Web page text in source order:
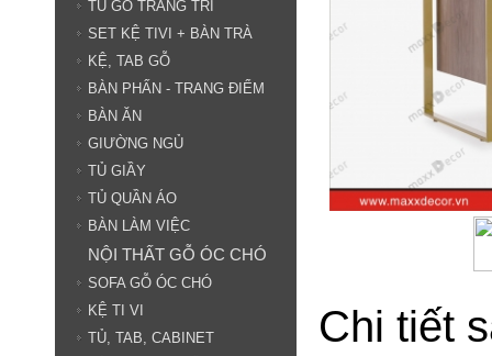
Chi tiết
TỦ GỖ TRANG TRÍ
SET KỆ TIVI + BÀN TRÀ
KỆ, TAB GỖ
BÀN PHẤN - TRANG ĐIỂM
BÀN ĂN
GIƯỜNG NGỦ
TỦ GIẦY
TỦ QUẦN ÁO
BÀN LÀM VIỆC
NỘI THẤT GỖ ÓC CHÓ
SOFA GỖ ÓC CHÓ
KỆ TI VI
TỦ, TAB, CABINET